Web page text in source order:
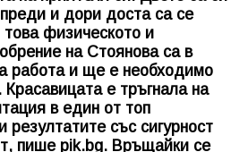
преди и дори доста са се
физическото и
на Стоянова са в
работа и ще е необходимо
е тръгнала на
в един от топ
резултатите със сигурност
пише pik.bg. Връщайки се